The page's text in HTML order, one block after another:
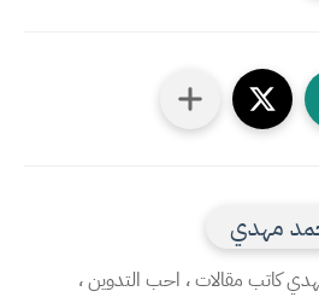
مهدي
كاتب مقالات ، احب التدوين ،